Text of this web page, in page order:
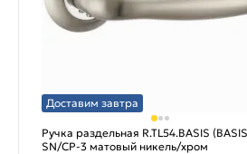
Доставим завтра
Ручка раздельная R.TL54.BASIS
SN/CP-3 матовый никель/хром